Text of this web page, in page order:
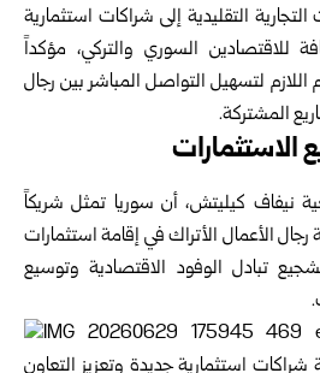
التقليدية إلى شراكات استثمارية
للاقتصادين السوري والتركي، مؤكداً
اللازم لتسهيل التواصل المباشر بين رجال
المشتركة.
الاستثمارات
نيفاف كيليتش، أن سوريا تمثل شريكاً
رجال الأعمال الأتراك في إقامة استثمارات
تبادل الوفود الاقتصادية وتوسيع